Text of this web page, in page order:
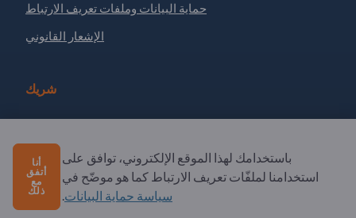
حماية البيانات وملفات تعريف الارتباط
الإشعار القانوني
شريك
الاشتراك في النشرة الإخبارية
لديك أسئلة؟
باستخدامك لهذا الموقع الإلكتروني، توافق على
استخدامنا لملفّات تعريف الارتباط كما هو موضّح في
سياسة حماية البيانات.
أنا
أتفق
مع
ذلك